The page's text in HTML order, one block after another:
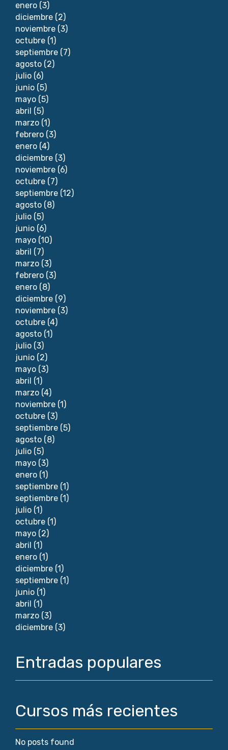
enero (3)
diciembre (2)
noviembre (3)
octubre (1)
septiembre (7)
agosto (2)
julio (6)
junio (5)
mayo (5)
abril (5)
marzo (1)
febrero (3)
enero (4)
diciembre (3)
noviembre (6)
octubre (7)
septiembre (12)
agosto (8)
julio (5)
junio (6)
mayo (10)
abril (7)
marzo (3)
febrero (3)
enero (8)
diciembre (9)
noviembre (3)
octubre (4)
agosto (1)
julio (3)
junio (2)
mayo (3)
abril (1)
marzo (4)
noviembre (1)
octubre (3)
septiembre (5)
agosto (8)
julio (5)
mayo (3)
enero (1)
septiembre (1)
septiembre (1)
julio (1)
octubre (1)
mayo (2)
abril (1)
enero (1)
diciembre (1)
septiembre (1)
junio (1)
abril (1)
marzo (3)
diciembre (3)
Entradas populares
Cursos más recientes
No posts found